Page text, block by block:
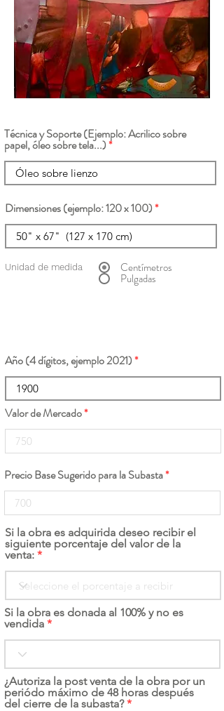
Técnica y Soporte (Ejemplo: Acrilico sobre
papel, óleo sobre tela...)
Dimensiones (ejemplo: 120 x 100)
Unidad de medida Centímetros
Pulgadas
Año (4 dígitos, ejemplo 2021)
Valor de Mercado
Precio Base Sugerido para la Subasta
Si la obra es adquirida deseo recibir el
siguiente porcentaje del valor de la
venta:
Si la obra es donada al 100% y no es
vendida
¿Autoriza la post venta de la obra por un
periódo máximo de 48 horas después
del cierre de la subasta?